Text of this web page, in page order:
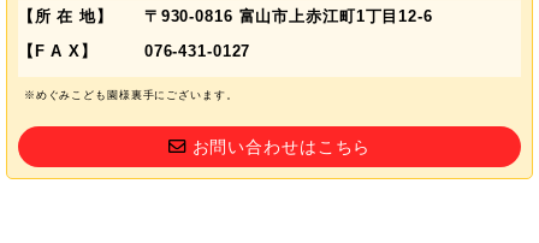
【所 在 地】
〒930-0816 富山市上赤江町1丁目12-6
【F A X】
076-431-0127
※めぐみこども園様裏手にございます。
お問い合わせはこちら